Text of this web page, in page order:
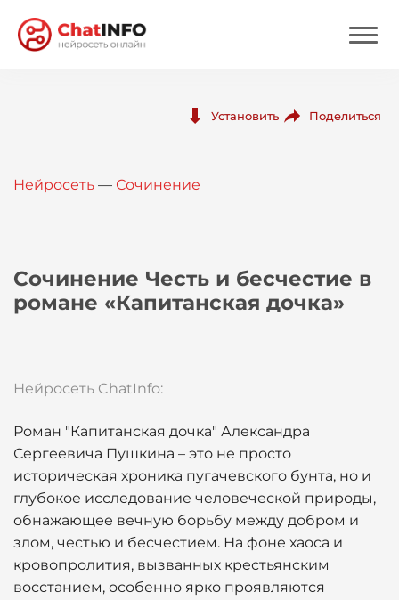
Вход
Установить Поделиться
Нейросеть — Сочинение
Сочинение Честь и бесчестие в
романе «Капитанская дочка»
Нейросеть ChatInfo:
Роман "Капитанская дочка" Александра
Сергеевича Пушкина – это не просто
историческая хроника пугачевского бунта, но и
глубокое исследование человеческой природы,
обнажающее вечную борьбу между добром и
злом, честью и бесчестием. На фоне хаоса и
кровопролития, вызванных крестьянским
восстанием, особенно ярко проявляются